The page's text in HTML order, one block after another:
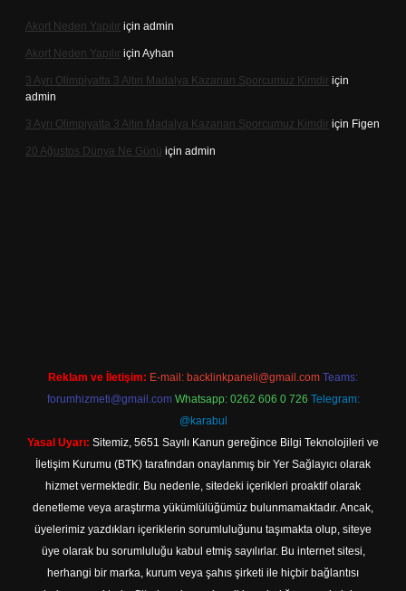
Akort Neden Yapılır için admin
Akort Neden Yapılır için Ayhan
3 Ayrı Olimpiyatta 3 Altın Madalya Kazanan Sporcumuz Kimdir için
admin
3 Ayrı Olimpiyatta 3 Altın Madalya Kazanan Sporcumuz Kimdir için Figen
20 Ağustos Dünya Ne Günü için admin
Reklam ve İletişim: E-mail: backlinkpaneli@gmail.com Teams:
forumhizmeti@gmail.com Whatsapp: 0262 606 0 726 Telegram:
@karabul
Yasal Uyarı: Sitemiz, 5651 Sayılı Kanun gereğince Bilgi Teknolojileri ve
İletişim Kurumu (BTK) tarafından onaylanmış bir Yer Sağlayıcı olarak
hizmet vermektedir. Bu nedenle, sitedeki içerikleri proaktif olarak
denetleme veya araştırma yükümlülüğümüz bulunmamaktadır. Ancak,
üyelerimiz yazdıkları içeriklerin sorumluluğunu taşımakta olup, siteye
üye olarak bu sorumluluğu kabul etmiş sayılırlar. Bu internet sitesi,
herhangi bir marka, kurum veya şahıs şirketi ile hiçbir bağlantısı